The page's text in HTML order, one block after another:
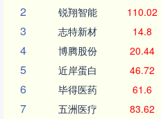
2 锐翔智能 110.02
3 志特新材 14.8
4 博腾股份 20.44
5 近岸蛋白 46.72
6 毕得医药 61.6
7 五洲医疗 83.62